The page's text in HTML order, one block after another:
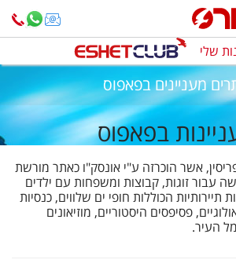
שלי
מעניינים בפאפוס
בפאפוס
אשר הוכרזה ע"י אונסק"ו כאתר מורשת
עבור זוגות, קבוצות ומשפחות עם ילדים
תיירותיות הכוללות חופי ים שלווים, כנסיות
פסיפסים היסטוריים, מוזיאונים
העיר.